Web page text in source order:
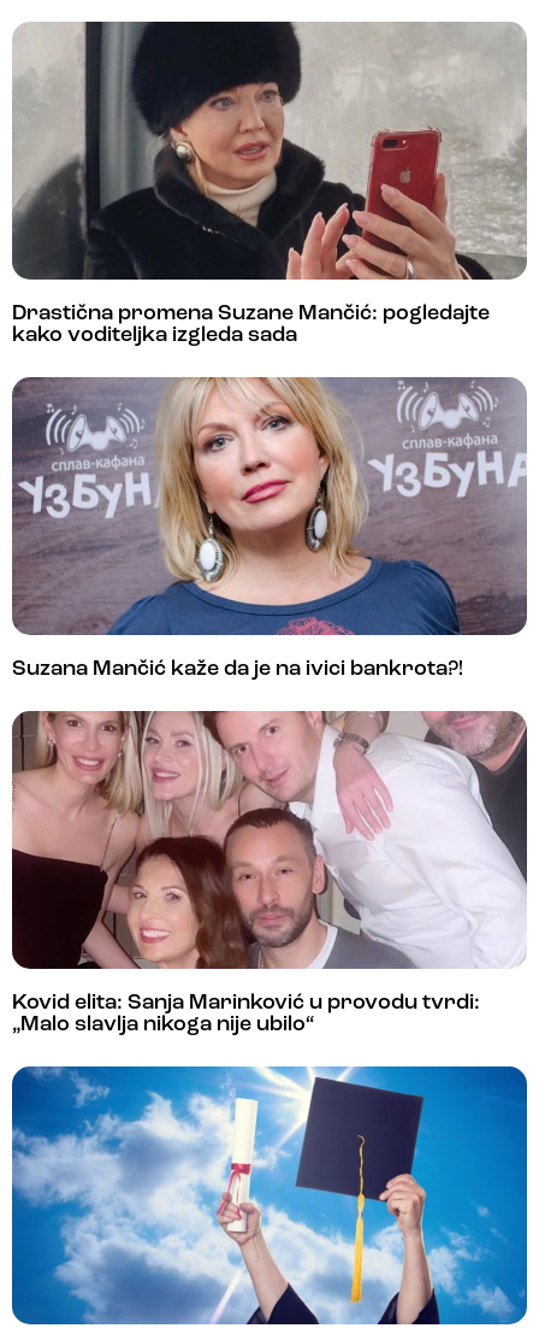
Drastična promena Suzane Mančić: pogledajte
kako voditeljka izgleda sada
Suzana Mančić kaže da je na ivici bankrota?!
Kovid elita: Sanja Marinković u provodu tvrdi:
„Malo slavlja nikoga nije ubilo“